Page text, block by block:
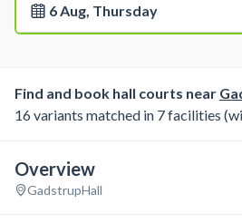
6 Aug, Thursday
Find and book hall courts near
16 variants matched in 7 facilities
Overview
GadstrupHall